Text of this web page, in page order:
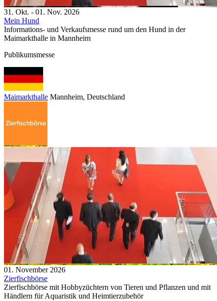
31. Okt. - 01. Nov. 2026
Mein Hund
Informations- und Verkaufsmesse rund um den Hund in der
Maimarkthalle in Mannheim
Publikumsmesse
Maimarkthalle Mannheim, Deutschland
01. November 2026
Zierfischbörse
Zierfischbörse mit Hobbyzüchtern von Tieren und Pflanzen und mit
Händlern für Aquaristik und Heimtierzubehör